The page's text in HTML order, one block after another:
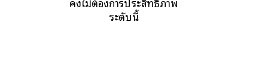
ระดับนี้